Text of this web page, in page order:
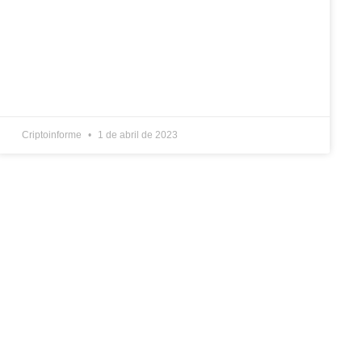
Criptoinforme 1 de abril de 2023